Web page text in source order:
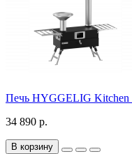
Печь HYGGELIG
34 890 р.
В корзину